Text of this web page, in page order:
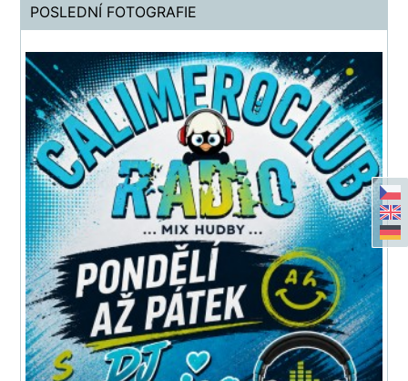
POSLEDNÍ FOTOGRAFIE